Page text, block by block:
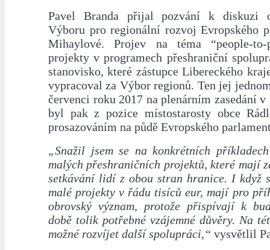
Pavel Branda přijal pozvání k diskuzi
Výboru pro regionální rozvoj Evropského
Mihaylové. Projev na téma “people-
projekty v programech přeshraniční
stanovisko, které zástupce Libereckého
vypracoval za Výbor regionů. Ten jej
červenci roku 2017 na plenárním zasedání v
byl pak z pozice místostarosty obce
prosazováním na půdě Evropského
„Snažil jsem se na konkrétních
malých přeshraničních projektů, které mají
setkávání lidí z obou stran hranice. I když
malé projekty v řádu tisíců eur, mají pro
obrovský význam, protože přispívají k
době tolik potřebné vzájemné důvěry. Na
možné rozvíjet další spolupráci,“ vysvětlil